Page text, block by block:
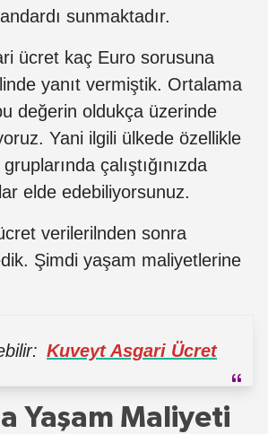
sunmaktadır.
ücret kaç Euro sorusuna
yanıt vermiştik. Ortalama
değerin oldukça üzerinde
Yani ilgili ülkede özellikle
çalıştığınızda
elde edebiliyorsunuz.
verilerilnden sonra
Şimdi yaşam maliyetlerine
Kuveyt Asgari Ücret
Yaşam Maliyeti